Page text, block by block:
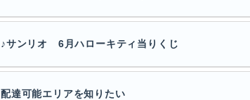
♪サンリオ 6月ハローキティ当りくじ
配達可能エリアを知りたい